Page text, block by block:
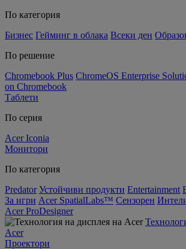
По категория
Бизнес Гейминг в облака Всеки ден
По решение
Chromebook Plus ChromeOS Enterprise
on Chromebook
Таблети
По серия
Acer Iconia
Монитори
По категория
Predator Устойчиви продукти Entertainment
За игри Acer SpatialLabs™ Сензорен
Acer ProDesigner
Acer
Проектори